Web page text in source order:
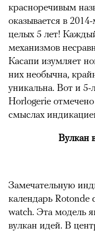
красноречивым
оказывается в
целых 5 лет!
механизмов
Касапи изумляет
них необычна,
уникальна. Вот и
Horlogerie
смыслах
Вулкан
Замечательную
календарь Rotonde
watch. Эта модель
вулкан идей. В